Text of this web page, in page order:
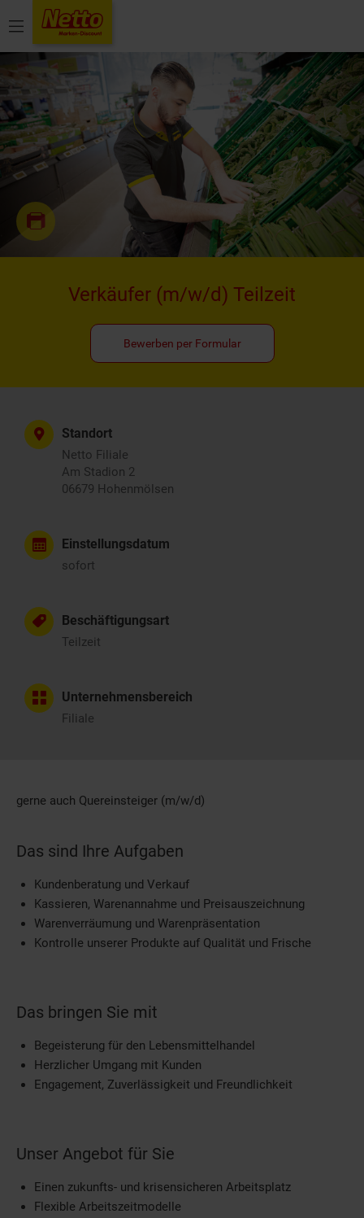
Menü
Verkäufer (m/w/d) Teilzeit
Bewerben per Formular
Standort
Netto Filiale
Am Stadion 2
06679 Hohenmölsen
Einstellungsdatum
sofort
Beschäftigungsart
Teilzeit
Unternehmensbereich
Filiale
gerne auch Quereinsteiger (m/w/d)
Das sind Ihre Aufgaben
Kundenberatung und Verkauf
Kassieren, Warenannahme und Preisauszeichnung
Warenverräumung und Warenpräsentation
Kontrolle unserer Produkte auf Qualität und Frische
Das bringen Sie mit
Begeisterung für den Lebensmittelhandel
Herzlicher Umgang mit Kunden
Engagement, Zuverlässigkeit und Freundlichkeit
Unser Angebot für Sie
Einen zukunfts- und krisensicheren Arbeitsplatz
Flexible Arbeitszeitmodelle